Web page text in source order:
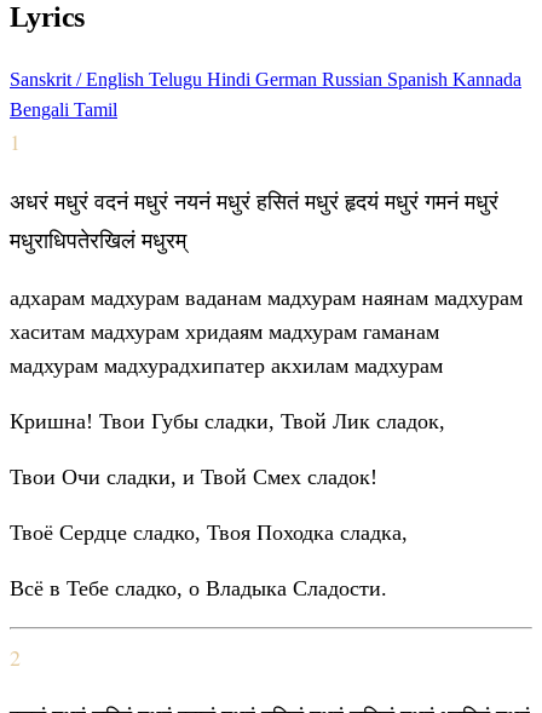
Lyrics
Sanskrit / English Telugu Hindi German Russian Spanish Kannada
Bengali Tamil
1
अधरं मधुरं वदनं मधुरं नयनं मधुरं हसितं मधुरं हृदयं मधुरं गमनं मधुरं
मधुराधिपतेरखिलं मधुरम्
адхарам мадхурам ваданам мадхурам наянам мадхурам
хаситам мадхурам хридаям мадхурам гаманам
мадхурам мадхурадхипатер акхилам мадхурам
Кришна! Твои Губы сладки, Твой Лик сладок,
Твои Очи сладки, и Твой Смех сладок!
Твоё Сердце сладко, Твоя Походка сладка,
Всё в Тебе сладко, о Владыка Сладости.
2